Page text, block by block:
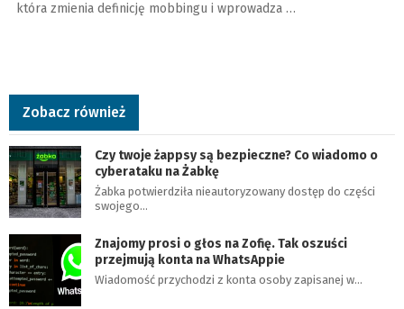
która zmienia definicję mobbingu i wprowadza …
Zobacz również
Czy twoje żappsy są bezpieczne? Co wiadomo o
cyberataku na Żabkę
Żabka potwierdziła nieautoryzowany dostęp do części
swojego…
Znajomy prosi o głos na Zofię. Tak oszuści
przejmują konta na WhatsAppie
Wiadomość przychodzi z konta osoby zapisanej w…